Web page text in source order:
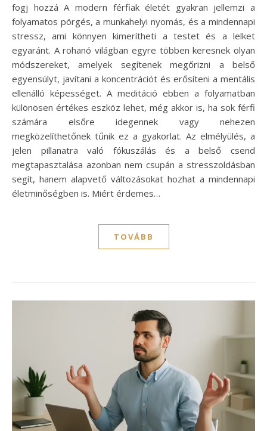
fogj hozzá A modern férfiak életét gyakran jellemzi a
folyamatos pörgés, a munkahelyi nyomás, és a mindennapi
stressz, ami könnyen kimerítheti a testet és a lelket
egyaránt. A rohanó világban egyre többen keresnek olyan
módszereket, amelyek segítenek megőrizni a belső
egyensúlyt, javítani a koncentrációt és erősíteni a mentális
ellenálló képességet. A meditáció ebben a folyamatban
különösen értékes eszköz lehet, még akkor is, ha sok férfi
számára elsőre idegennek vagy nehezen
megközelíthetőnek tűnik ez a gyakorlat. Az elmélyülés, a
jelen pillanatra való fókuszálás és a belső csend
megtapasztalása azonban nem csupán a stresszoldásban
segít, hanem alapvető változásokat hozhat a mindennapi
életminőségben is. Miért érdemes…
TOVÁBB